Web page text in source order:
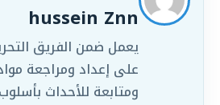
hussein Znn
على إعداد ومراجعة
ومتابعة للأحداث